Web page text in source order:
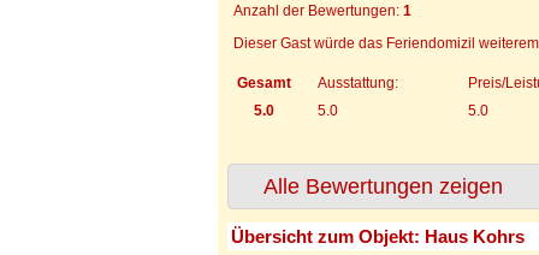
Anzahl der Bewertungen: 1
Dieser Gast würde das Feriendomizil
Gesamt
5.0
Ausstattung:
5.0
Preis/
5.0
Alle Bewertungen zeigen
Übersicht zum Objekt: Haus Kohrs